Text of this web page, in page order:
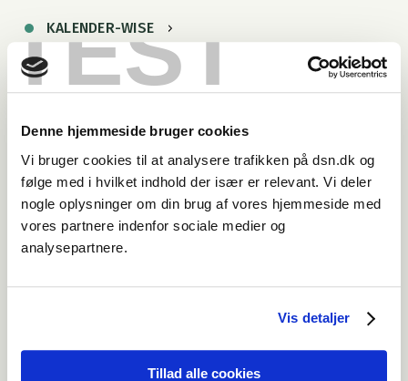
TEST
Denne hjemmeside bruger cookies
Vi bruger cookies til at analysere trafikken på dsn.dk og
følge med i hvilket indhold der især er relevant. Vi deler
nogle oplysninger om din brug af vores hjemmeside med
vores partnere indenfor sociale medier og
analysepartnere.
Vis detaljer
Tillad alle cookies
KALENDER-WISE
Det engelske suffiks -wise ser ud til at være på
vej ind i dansk,…
BEDRE END SIT RYGTE
Om brugen af hans/hendes versus sin i
sammenligningskonstruktioner.
NY UDGIVELSE